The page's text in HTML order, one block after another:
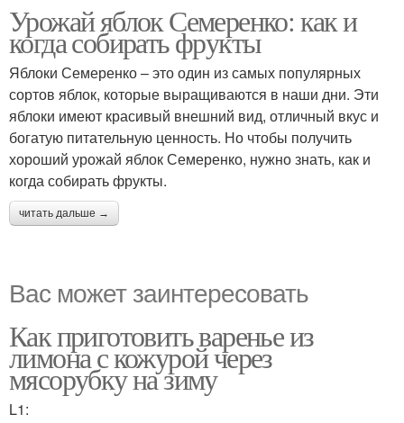
Урожай яблок Семеренко: как и
когда собирать фрукты
Яблоки Семеренко – это один из самых популярных
сортов яблок, которые выращиваются в наши дни. Эти
яблоки имеют красивый внешний вид, отличный вкус и
богатую питательную ценность. Но чтобы получить
хороший урожай яблок Семеренко, нужно знать, как и
когда собирать фрукты.
читать дальше →
Вас может заинтересовать
Как приготовить варенье из
лимона с кожурой через
мясорубку на зиму
L1: